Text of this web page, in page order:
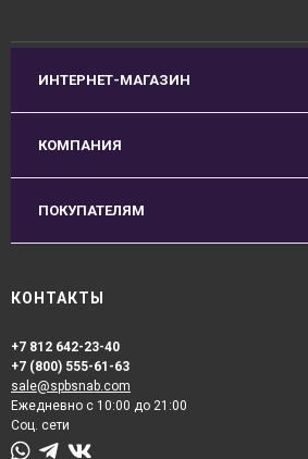
ИНТЕРНЕТ-МАГАЗИН
КОМПАНИЯ
ПОКУПАТЕЛЯМ
КОНТАКТЫ
+7 812 642-23-40
+7 (800) 555-61-63
sale@spbsnab.com
Ежедневно с 10:00 до 21:00
Соц. сети